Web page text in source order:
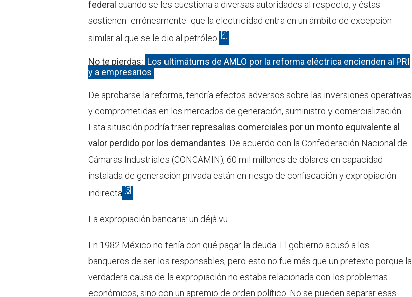
federal cuando se les cuestiona a diversas autoridades al respecto, y éstas
sostienen -erróneamente- que la electricidad entra en un ámbito de excepción
similar al que se le dio al petróleo.
[4]
No te pierdas: Los ultimátums de AMLO por la reforma eléctrica encienden al PRI
y a empresarios
De aprobarse la reforma, tendría efectos adversos sobre las inversiones operativas
y comprometidas en los mercados de generación, suministro y comercialización.
Esta situación podría traer represalias comerciales por un monto equivalente al
valor perdido por los demandantes . De acuerdo con la Confederación Nacional de
Cámaras Industriales (CONCAMIN), 60 mil millones de dólares en capacidad
instalada de generación privada están en riesgo de confiscación y expropiación
indirecta [5]
La expropiación bancaria: un déjà vu
En 1982 México no tenía con qué pagar la deuda. El gobierno acusó a los
banqueros de ser los responsables, pero esto no fue más que un pretexto porque la
verdadera causa de la expropiación no estaba relacionada con los problemas
económicos, sino con un apremio de orden político. No se pueden separar esas